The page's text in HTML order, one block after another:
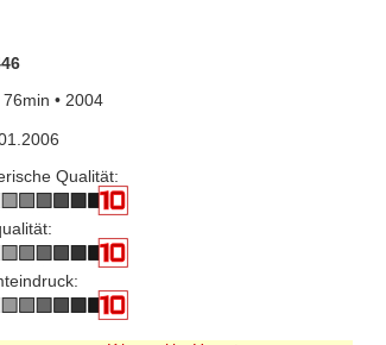
76min • 2004
Qualität: